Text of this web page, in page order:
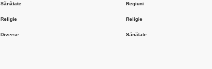
Sănătate
Religie
Diverse
Regiuni
Religie
Sănătate